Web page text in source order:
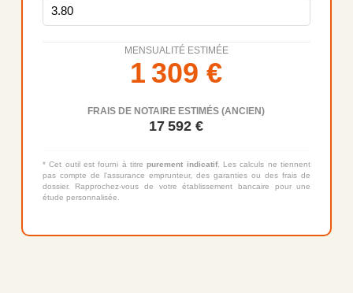
MENSUALITÉ ESTIMÉE
1 309 €
FRAIS DE NOTAIRE ESTIMÉS (ANCIEN)
17 592 €
* Cet outil est fourni à titrepurement indicatif. Les calculs ne tiennent
pas compte de l'assurance emprunteur, des garanties ou des frais de
dossier. Rapprochez-vous de votre établissement bancaire pour une
étude personnalisée.